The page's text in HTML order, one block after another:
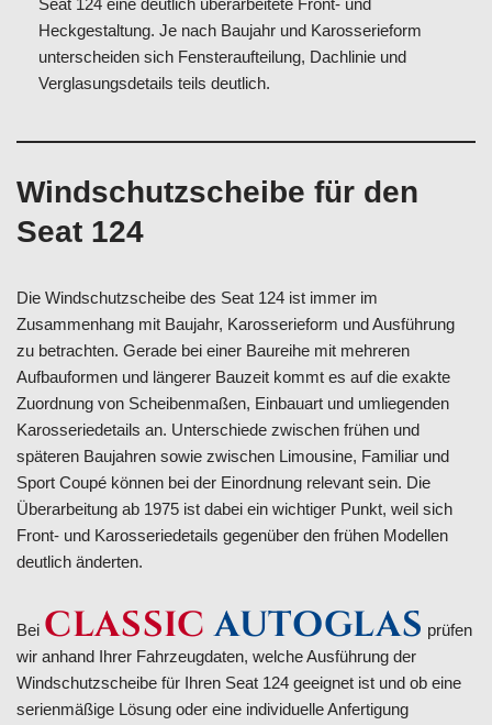
Seat 124 eine deutlich überarbeitete Front- und
Heckgestaltung. Je nach Baujahr und Karosserieform
unterscheiden sich Fensteraufteilung, Dachlinie und
Verglasungsdetails teils deutlich.
Windschutzscheibe für den
Seat 124
Die Windschutzscheibe des Seat 124 ist immer im
Zusammenhang mit Baujahr, Karosserieform und Ausführung
zu betrachten. Gerade bei einer Baureihe mit mehreren
Aufbauformen und längerer Bauzeit kommt es auf die exakte
Zuordnung von Scheibenmaßen, Einbauart und umliegenden
Karosseriedetails an. Unterschiede zwischen frühen und
späteren Baujahren sowie zwischen Limousine, Familiar und
Sport Coupé können bei der Einordnung relevant sein. Die
Überarbeitung ab 1975 ist dabei ein wichtiger Punkt, weil sich
Front- und Karosseriedetails gegenüber den frühen Modellen
deutlich änderten.
Bei CLASSIC AUTOGLAS prüfen
wir anhand Ihrer Fahrzeugdaten, welche Ausführung der
Windschutzscheibe für Ihren Seat 124 geeignet ist und ob eine
serienmäßige Lösung oder eine individuelle Anfertigung